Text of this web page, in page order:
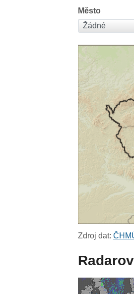
Město
Zdroj dat: